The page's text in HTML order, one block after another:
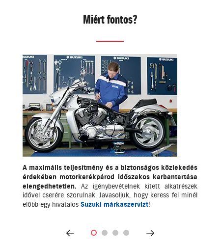
Miért fontos?
A maximális teljesítmény és a biztonságos közlekedés
érdekében motorkerékpárod időszakos karbantartása
elengedhetetlen. Az igénybevételnek kitett alkatrészek
idővel cserére szorulnak. Javasoljuk, hogy keress fel minél
előbb egy hivatalos Suzuki márkaszervizt!